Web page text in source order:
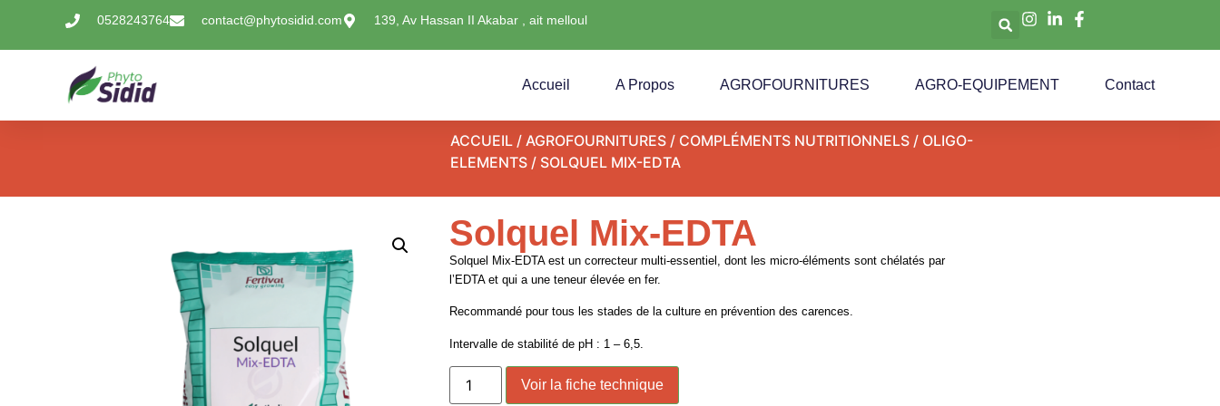
0528243764 contact@phytosidid.com 139, Av Hassan II Akabar , ait melloul
Accueil A Propos AGROFOURNITURES AGRO-EQUIPEMENT Contact
ACCUEIL / AGROFOURNITURES / COMPLÉMENTS NUTRITIONNELS / OLIGO-
ELEMENTS / SOLQUEL MIX-EDTA
Solquel Mix-EDTA
Solquel Mix-EDTAest un correcteur multi-essentiel, dont les micro-éléments sont chélatés par
l’EDTA et qui a une teneur élevée en fer.
Recommandé pour tous les stades de la culture en prévention des carences.
Intervalle de stabilité de pH : 1 – 6,5.
Voir la fiche technique